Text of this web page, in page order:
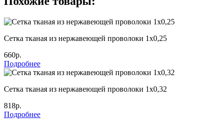
Сетка тканая из нержавеющей проволоки 1х0,25
660р.
Подробнее
Сетка тканая из нержавеющей проволоки 1х0,32
818р.
Подробнее